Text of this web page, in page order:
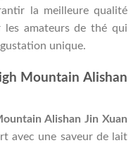
la meilleure qualité
amateurs de thé qui
unique.
Mountain Alishan
Alishan Jin Xuan
avec une saveur de lait